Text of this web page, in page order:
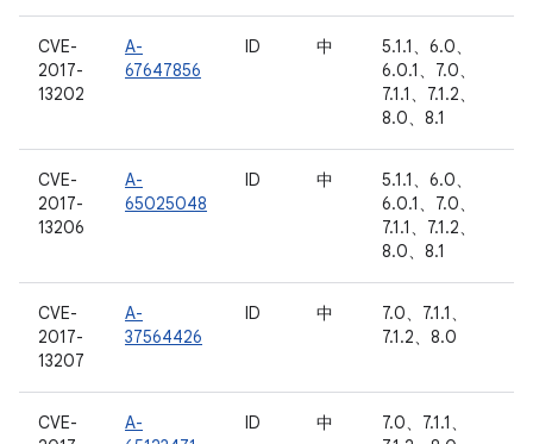
CVE-
2017-
13202
A-
67647856
ID 中
5.1.1、6.0、
6.0.1、7.0、
7.1.1、7.1.2、
8.0、8.1
CVE-
2017-
13206
A-
65025048
ID 中
5.1.1、6.0、
6.0.1、7.0、
7.1.1、7.1.2、
8.0、8.1
CVE-
2017-
13207
A-
37564426
ID 中
7.0、7.1.1、
7.1.2、8.0
CVE-
A-
ID 中
7.0、7.1.1、